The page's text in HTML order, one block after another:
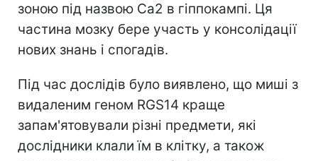
зоною під назвою Ca2 в гіппокампі. Ця
частина мозку бере участь у консолідації
нових знань і спогадів.
Під час дослідів було виявлено, що миші з
видаленим геном RGS14 краще
запам'ятовували різні предмети, які
дослідники клали їм в клітку, а також